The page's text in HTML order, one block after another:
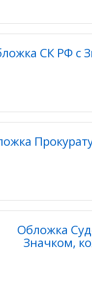
СК РФ с
Обложка
Значком,